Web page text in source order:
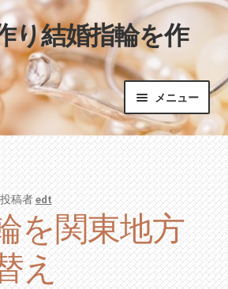
り結婚指輪を作
メニュー
投稿者edt
を関東地方
え